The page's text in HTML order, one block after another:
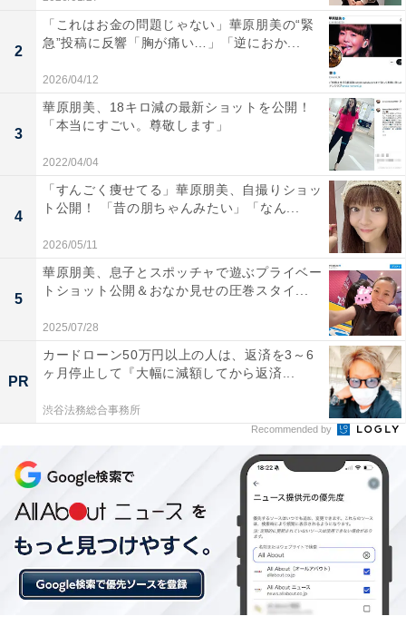
2
「これはお金の問題じゃない」華原朋美の“緊
急”投稿に反響「胸が痛い…」「逆におか...
2026/04/12
3
華原朋美、18キロ減の最新ショットを公開！
「本当にすごい。尊敬します」
2022/04/04
4
「すんごく痩せてる」華原朋美、自撮りショッ
ト公開！ 「昔の朋ちゃんみたい」「なん...
2026/05/11
5
華原朋美、息子とスポッチャで遊ぶプライベー
トショット公開＆おなか見せの圧巻スタイ...
2025/07/28
PR
カードローン50万円以上の人は、返済を3～6
ヶ月停止して『大幅に減額してから返済...
渋谷法務総合事務所
Recommended by